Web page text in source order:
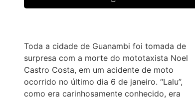
Toda a cidade de Guanambi foi tomada de
surpresa com a morte do mototaxista Noel
Castro Costa, em um acidente de moto
ocorrido no último dia 6 de janeiro. “Lalu”,
como era carinhosamente conhecido, era